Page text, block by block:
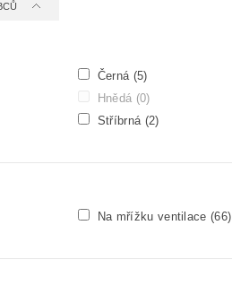
Černá (5)
Hnědá (0)
Stříbrná (2)
Na mřížku ventilace(66)